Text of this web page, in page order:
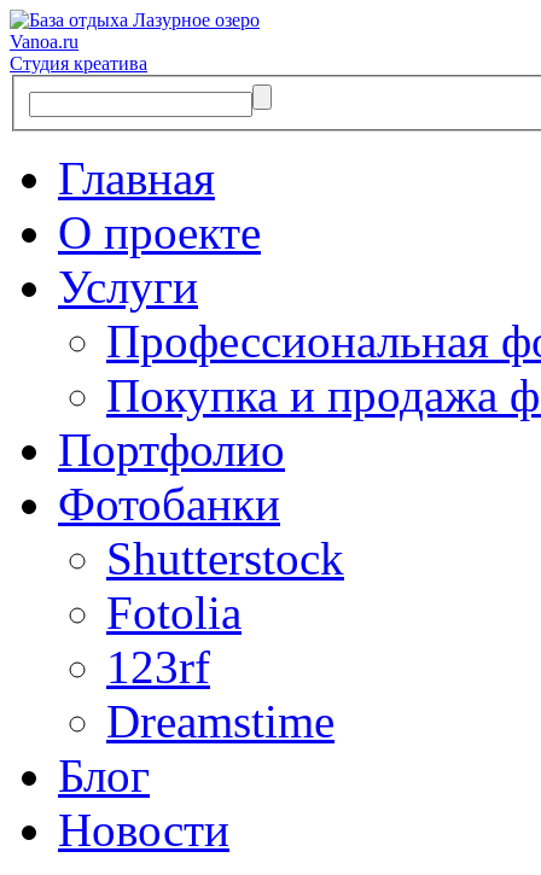
Vanoa.ru
Студия креатива
Главная
О проекте
Услуги
Профессиональная
Покупка и продажа
Портфолио
Фотобанки
Shutterstock
Fotolia
123rf
Dreamstime
Блог
Новости